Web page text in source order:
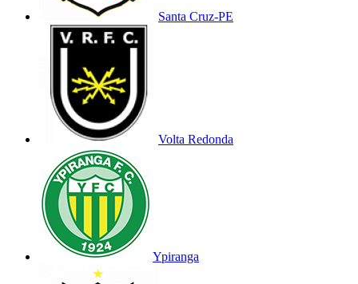
Santa Cruz-PE
Volta Redonda
Ypiranga